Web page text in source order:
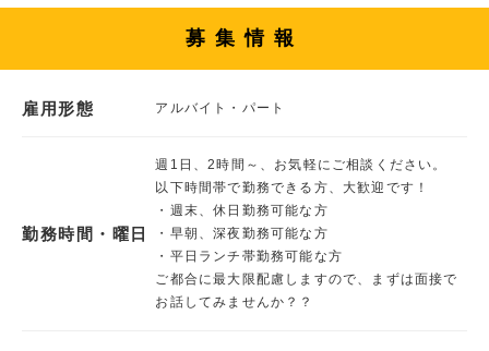
募集情報
雇用形態 アルバイト・パート
勤務時間・曜日
週1日、2時間～、お気軽にご相談ください。
以下時間帯で勤務できる方、大歓迎です！
・週末、休日勤務可能な方
・早朝、深夜勤務可能な方
・平日ランチ帯勤務可能な方
ご都合に最大限配慮しますので、まずは面接で
お話してみませんか？？